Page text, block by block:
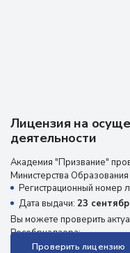
Лицензия на
деятельности
Академия "Призвание"
Министерства Образования
Регистрационный номер
Дата выдачи: 23
Вы можете проверить
Рособрнадзора:
Проверить лицензию